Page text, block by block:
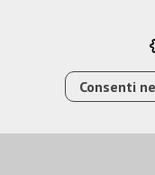
FTTH
› E-SHOP ›
Consenti